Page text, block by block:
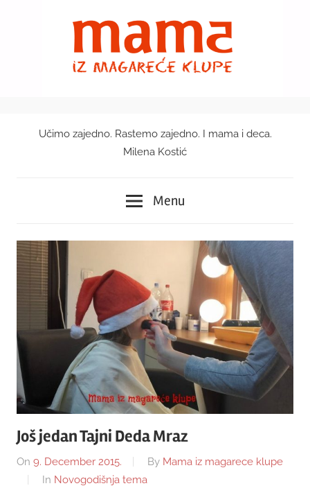
Mama
magareće
klupe
Učimo zajedno. Rastemo zajedno. I mama i deca.
Milena Kostić
Menu
Još jedan Tajni Deda Mraz
On 9. December 2015. By Mama iz magarece klupe
In Novogodišnja tema